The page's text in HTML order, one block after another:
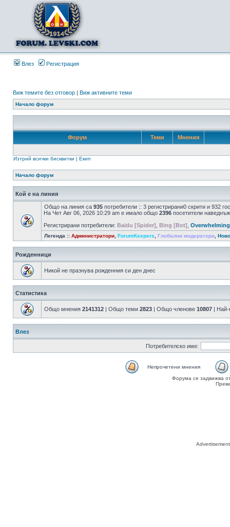
Влез Регистрация
Виж темите без отговор | Виж активните теми
Начало форум
Форум Теми Мнения
Изтрий всички бисквитки | Екип
Начало форум
Кой е на линия
Общо на линия са 935 потребители :: 3 регистрирани0 скрити и 932
На Чет Авг 06, 2026 10:29 am е имало общо 2396 посетители
Регистрирани потребители: Baidu [Spider] Bing [Bot] Overwhelming
Легенда :: Администратори ForumKeepers Глобални модератори
Рожденници
Никой не празнува рожденния си ден днес
Статистика
Общо мнения 2141312 | Общо теми 2823 | Общо членове 10807 |
Влез
Потребителско име:
Непрочетени мнения
Форума се задвижва